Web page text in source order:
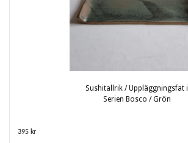
Sushitallrik / Uppläggningsfat i
Serien Bosco / Grön
395 kr